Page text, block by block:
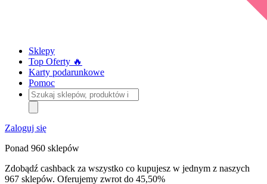
Sklepy
Top Oferty 🔥
Karty podarunkowe
Pomoc
Szukaj
sklepów,
produktów
i
kategorii
Zaloguj się
Ponad 960 sklepów
Zdobądź cashback za wszystko co kupujesz w jednym z naszych
967 sklepów. Oferujemy zwrot do 45,50%